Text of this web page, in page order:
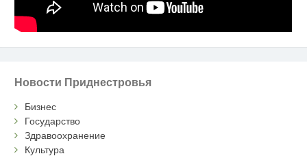
Новости Приднестровья
Бизнес
Государство
Здравоохранение
Культура